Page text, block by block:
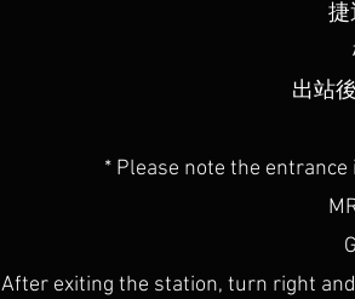
捷
出站
* Please note the entrance
After exiting the station, turn right